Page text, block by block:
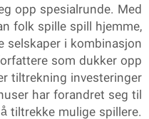
opp spesialrunde. Med
folk spille spill hjemme,
selskaper i kombinasjon
som dukker opp
tiltrekning investeringer
har forandret seg til
tiltrekke mulige spillere.